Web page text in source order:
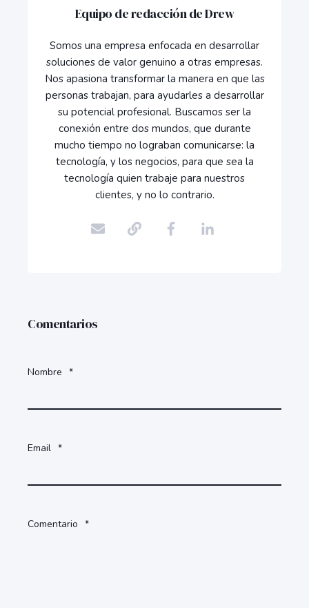
Equipo de redacción de Drew
Somos una empresa enfocada en desarrollar
soluciones de valor genuino a otras empresas.
Nos apasiona transformar la manera en que las
personas trabajan, para ayudarles a desarrollar
su potencial profesional. Buscamos ser la
conexión entre dos mundos, que durante
mucho tiempo no lograban comunicarse: la
tecnología, y los negocios, para que sea la
tecnología quien trabaje para nuestros
clientes, y no lo contrario.
Comentarios
Nombre *
Email *
Comentario *